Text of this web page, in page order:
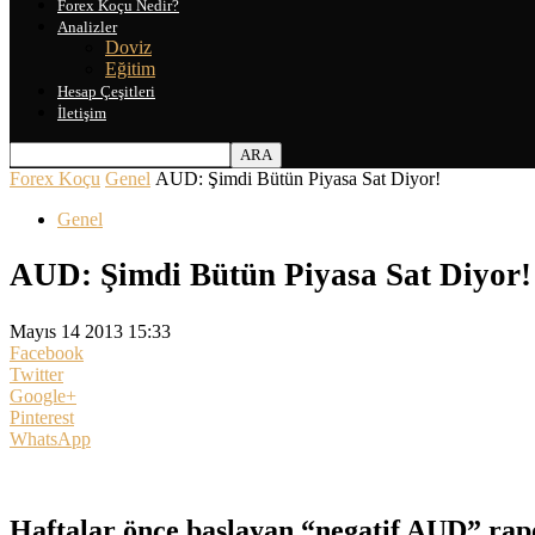
Forex Koçu Nedir?
Analizler
Doviz
Eğitim
Hesap Çeşitleri
İletişim
Forex Koçu Genel AUD: Şimdi Bütün Piyasa Sat Diyor!
Genel
AUD: Şimdi Bütün Piyasa Sat Diyor!
Mayıs 14 2013 15:33
Facebook
Twitter
Google+
Pinterest
WhatsApp